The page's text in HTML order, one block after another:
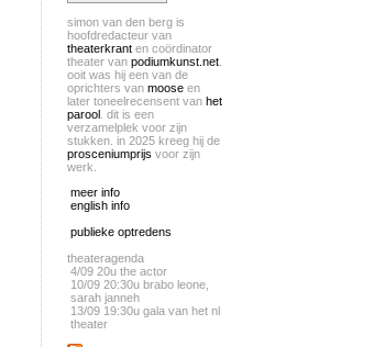
simon van den berg is
hoofdredacteur van
theaterkrant en coördinator
theater van podiumkunst.net
ooit was hij een van de
oprichters van moose en
later toneelrecensent van het
parool . dit is een
verzamelplek voor zijn
stukken. in 2025 kreeg hij de
prosceniumprijs voor zijn
werk.
meer info
english info
publieke optredens
theateragenda
4/09 20u the actor
10/09 20:30u brabo leone,
sarah janneh
13/09 19:30u gala van het nl
theater